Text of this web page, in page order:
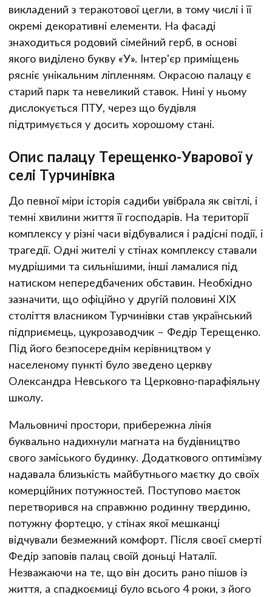
викладений з теракотової цегли, в тому числі і її
окремі декоративні елементи. На фасаді
знаходиться родовий сімейний герб, в основі
якого виділено букву «У». Інтер'єр приміщень
рясніє унікальним ліпленням. Окрасою палацу є
старий парк та невеликий ставок. Нині у ньому
дислокується ПТУ, через що будівля
підтримується у досить хорошому стані.
Опис палацу Терещенко-Уварової у
селі Турчинівка
До певної міри історія садиби увібрала як світлі, і
темні хвилини життя її господарів. На території
комплексу у різні часи відбувалися і радісні події, і
трагедії. Одні жителі у стінах комплексу ставали
мудрішими та сильнішими, інші ламалися під
натиском непередбачених обставин. Необхідно
зазначити, що офіційно у другій половині ХІХ
століття власником Турчинівки став український
підприємець, цукрозаводчик – Федір Терещенко.
Під його безпосереднім керівництвом у
населеному пункті було зведено церкву
Олександра Невського та Церковно-парафіяльну
школу.
Мальовничі простори, прибережна лінія
буквально надихнули магната на будівництво
свого заміського будинку. Додаткового оптимізму
надавала близькість майбутнього маєтку до своїх
комерційних потужностей. Поступово маєток
перетворився на справжню родинну твердиню,
потужну фортецю, у стінах якої мешканці
відчували безмежний комфорт. Після своєї смерті
Федір заповів палац своїй доньці Наталії.
Незважаючи на те, що він досить рано пішов із
життя, а спадкоємиці було всього 4 роки, з його